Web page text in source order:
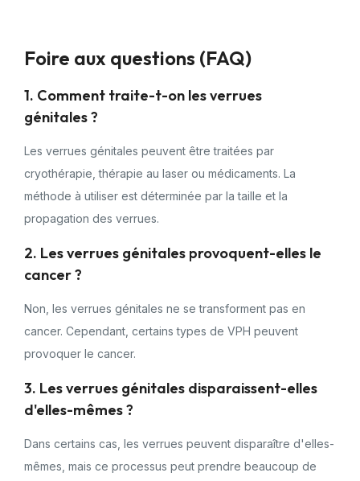
Foire aux questions (FAQ)
1. Comment traite-t-on les verrues
génitales ?
Les verrues génitales peuvent être traitées par
cryothérapie, thérapie au laser ou médicaments. La
méthode à utiliser est déterminée par la taille et la
propagation des verrues.
2. Les verrues génitales provoquent-elles le
cancer ?
Non, les verrues génitales ne se transforment pas en
cancer. Cependant, certains types de VPH peuvent
provoquer le cancer.
3. Les verrues génitales disparaissent-elles
d'elles-mêmes ?
Dans certains cas, les verrues peuvent disparaître d'elles-
mêmes, mais ce processus peut prendre beaucoup de